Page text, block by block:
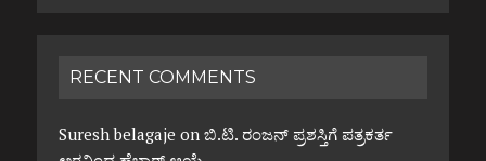
RECENT COMMENTS
Suresh belagaje on ಬಿ.ಟಿ. ರಂಜನ್ ಪ್ರಶಸ್ತಿಗೆ ಪತ್ರಕರ್ತ